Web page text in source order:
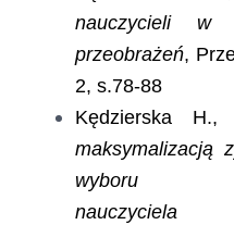
nauczycieli w
przeobrażeń,
2, s.78-88
Kędzierska H.,
maksymalizacją
nauczyciela